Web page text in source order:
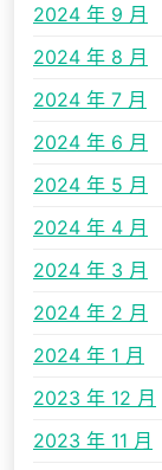
2024 年 9 月
2024 年 8 月
2024 年 7 月
2024 年 6 月
2024 年 5 月
2024 年 4 月
2024 年 3 月
2024 年 2 月
2024 年 1 月
2023 年 12 月
2023 年 11 月